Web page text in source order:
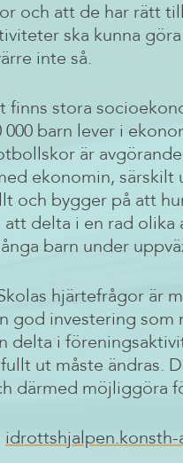
och att de har rätt
ska kunna
inte så.
finns stora
000 barn lever i
är
ekonomin, särskilt
och bygger på att
delta i en rad olika
barn under
hjärtefrågor är
god investering
delta i
ut måste ändras.
därmed möjliggöra
idrottshjalpen.konsth-